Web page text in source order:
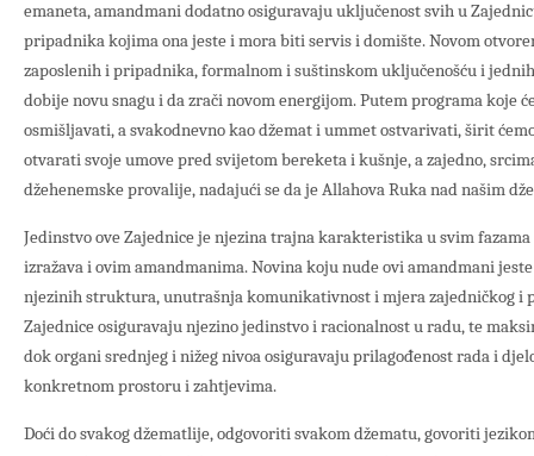
emaneta, amandmani dodatno osiguravaju uključenost svih u
pripadnika kojima ona jeste i mora biti servis i domište. Novom
zaposlenih i pripadnika, formalnom i suštinskom uključenošću i
dobije novu snagu i da zrači novom energijom. Putem programa koje
osmišljavati, a svakodnevno kao džemat i ummet ostvarivati, širit
otvarati svoje umove pred svijetom bereketa i kušnje, a zajedno,
džehenemske provalije, nadajući se da je Allahova Ruka nad našim
Jedinstvo ove Zajednice je njezina trajna karakteristika u svim
izražava i ovim amandmanima. Novina koju nude ovi amandmani
njezinih struktura, unutrašnja komunikativnost i mjera zajedničkog i
Zajednice osiguravaju njezino jedinstvo i racionalnost u radu, te
dok organi srednjeg i nižeg nivoa osiguravaju prilagođenost rada i
konkretnom prostoru i zahtjevima.
Doći do svakog džematlije, odgovoriti svakom džematu, govoriti